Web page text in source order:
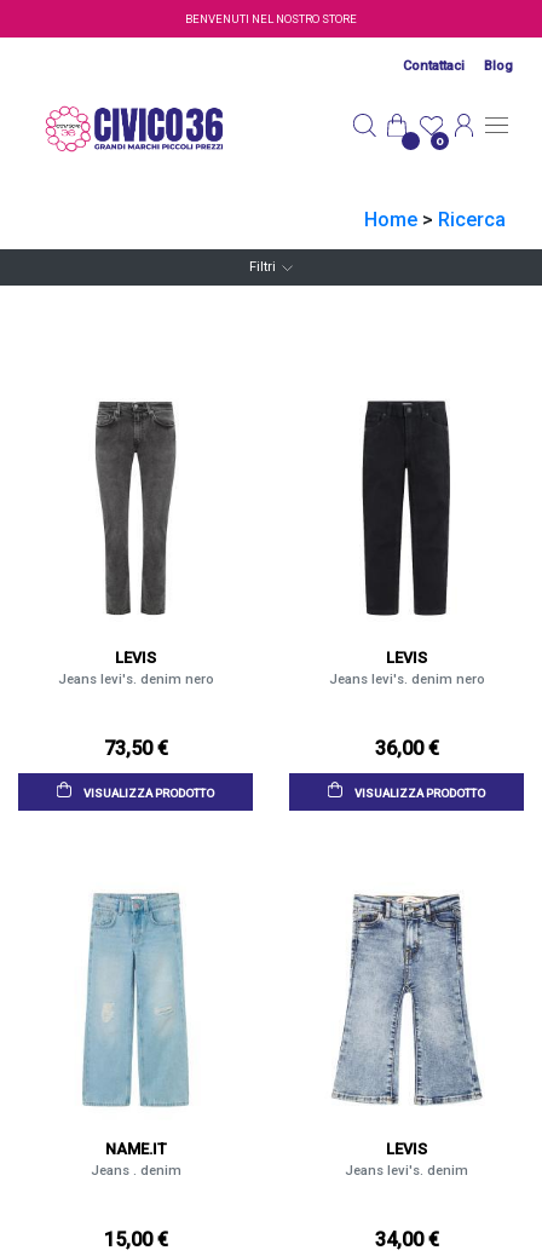
Salta al contenuto principaleBENVENUTI NEL NOSTRO STORE
Contattaci Blog
0
Home > Ricerca
Filtri
LEVIS
Jeans levi's. denim nero
73,50 €
VISUALIZZA PRODOTTO
LEVIS
Jeans levi's. denim nero
36,00 €
VISUALIZZA PRODOTTO
NAME.IT
Jeans . denim
15,00 €
LEVIS
Jeans levi's. denim
34,00 €